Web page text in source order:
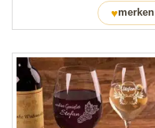
♥merken